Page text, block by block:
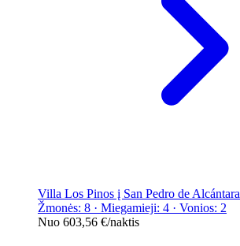
Villa Los Pinos į San Pedro de Alcántara
Žmonės: 8 · Miegamieji: 4 · Vonios: 2
Nuo 603,56 €/naktis